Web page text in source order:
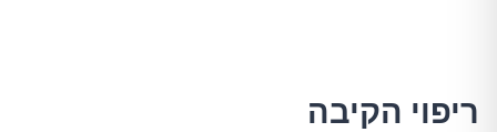
ריפוי הקיבה